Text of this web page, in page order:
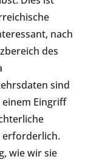
nach
des
sind
einem Eingriff
erforderlich.
wie wir sie